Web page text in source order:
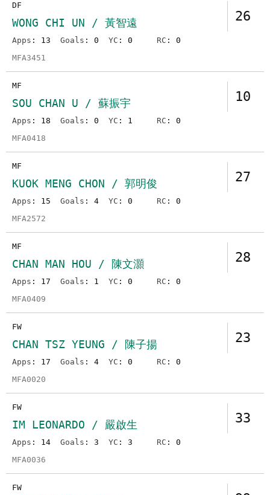
26
DF
WONG CHI UN / 黃智遠
Apps : 13 Goals : 0 YC : 0 RC : 0
MFA3451
10
MF
SOU CHAN U / 蘇振宇
Apps : 18 Goals : 0 YC : 1 RC : 0
MFA0418
27
MF
KUOK MENG CHON / 郭明俊
Apps : 15 Goals : 4 YC : 0 RC : 0
MFA2572
28
MF
CHAN MAN HOU / 陳文灝
Apps : 17 Goals : 1 YC : 0 RC : 0
MFA0409
23
FW
CHAN TSZ YEUNG / 陳子揚
Apps : 17 Goals : 4 YC : 0 RC : 0
MFA0020
33
FW
IM LEONARDO / 嚴啟生
Apps : 14 Goals : 3 YC : 3 RC : 0
MFA0036
FW